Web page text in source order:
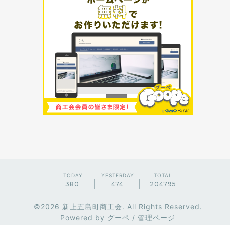
TODAY
380
YESTERDAY
474
TOTAL
204795
©2026 新上五島町商工会. All Rights Reserved.
Powered by グーペ / 管理ページ